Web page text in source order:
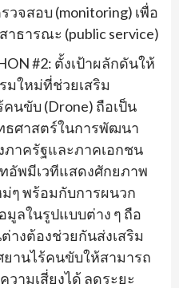
จสอบ (monitoring) เพื่อ
ธารณะ (public service)
#2: ตั้งเป้าผลักดันให้
มใหม่ที่ช่วยเสริม
นขับ (Drone) ถือเป็น
ธศาสตร์ในการพัฒนา
าครัฐและภาคเอกชน
อัพมีเวทีแสดงศักยภาพ
ๆ พร้อมกับการผนวก
มูลในรูปแบบต่าง ๆ ถือ
างต้องช่วยกันส่งเสริม
านไร้คนขับให้สามารถ
ามเสี่ยงได้ ลดระยะ